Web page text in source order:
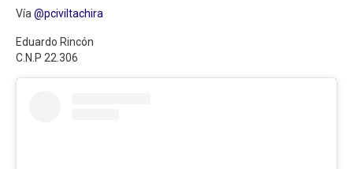
Vía @pciviltachira
Eduardo Rincón
C.N.P 22.306